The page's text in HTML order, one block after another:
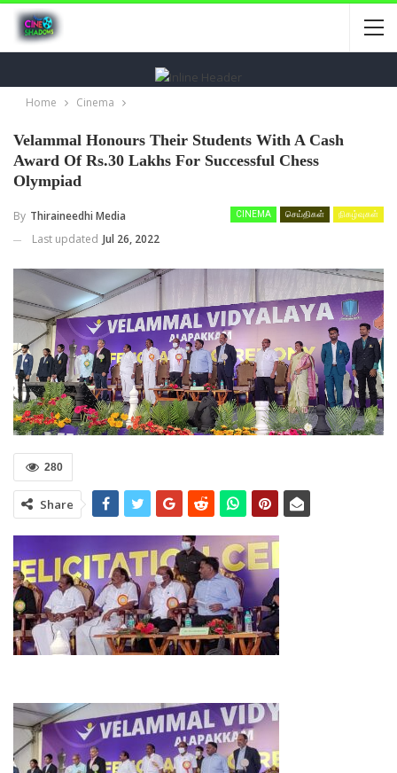
Home Cinema
Velammal Honours Their Students With A Cash
Award Of Rs.30 Lakhs For Successful Chess
Olympiad
CINEMA செய்திகள் நிகழ்வுகள்
By Thiraineedhi Media
Last updated Jul 26, 2022
280
Share